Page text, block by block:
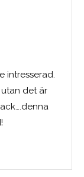
intresserad.
utan det är